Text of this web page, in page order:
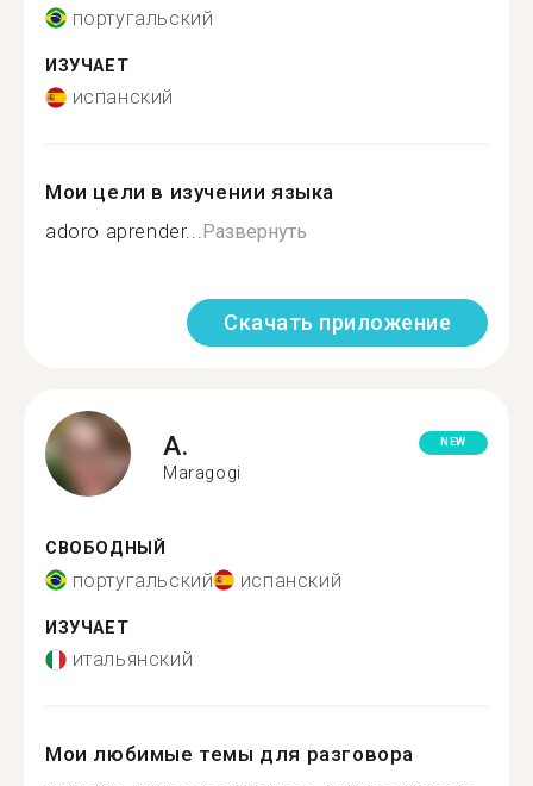
португальский
ИЗУЧАЕТ
испанский
Мои цели в изучении языка
adoro aprender...Развернуть
Скачать приложение
A.
Maragogi
NEW
СВОБОДНЫЙ
португальский испанский
ИЗУЧАЕТ
итальянский
Мои любимые темы для разговора